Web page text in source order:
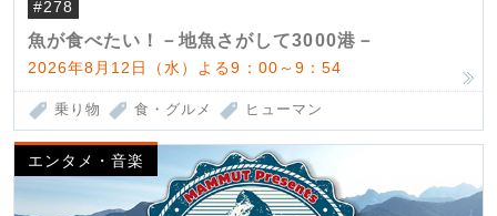
#278
魚が食べたい！－地魚さがして3000港－
2026年8月12日（水）よる9：00～9：54
乗り物 食・グルメ ヒューマン
エンタメ・音楽